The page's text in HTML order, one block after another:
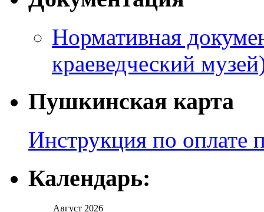
Нормативная
краеведческий
Пушкинская карта
Инструкция по оплате
Календарь:
Август 2026